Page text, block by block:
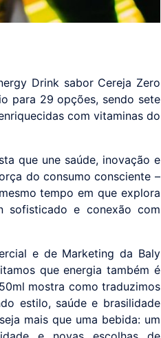
Drink sabor Cereja Zero
para 29 opções, sendo sete
com vitaminas do
que une saúde, inovação e
do consumo consciente –
tempo em que explora
sofisticado e conexão com
e de Marketing da Baly
que energia também é
mostra como traduzimos
estilo, saúde e brasilidade
mais que uma bebida: um